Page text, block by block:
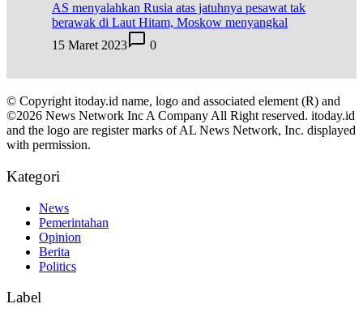
AS menyalahkan Rusia atas jatuhnya pesawat tak
berawak di Laut Hitam, Moskow menyangkal
15 Maret 2023
0
© Copyright itoday.id name, logo and associated element (R) and
©2026 News Network Inc A Company All Right reserved. itoday.id
and the logo are register marks of AL News Network, Inc. displayed
with permission.
Kategori
News
Pemerintahan
Opinion
Berita
Politics
Label